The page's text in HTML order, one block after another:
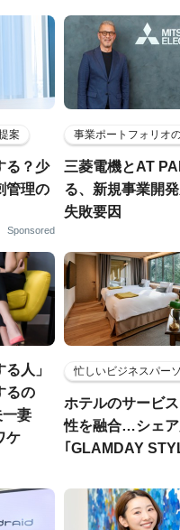
案
る？少
管理の
Sponsored
事業ポートフォリオ
三菱電機とAT
る、新規事業開
失敗要因
人」
るの
一妻
ケ
忙しいビジネスパー
ホテルのサービ
性を融合…シェ
｢GLAMDAY